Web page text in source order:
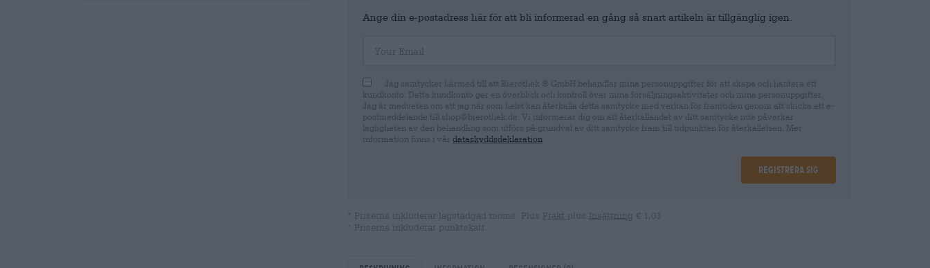
Ange din e-postadress här för att bli informerad en gång så snart artikeln är tillgänglig igen.
Jag samtycker härmed till att Bierothek ® GmbH behandlar mina personuppgifter för att skapa och hantera ett
kundkonto. Detta kundkonto ger en överblick och kontroll över mina försäljningsaktiviteter och mina personuppgifter.
Jag är medveten om att jag när som helst kan återkalla detta samtycke med verkan för framtiden genom att skicka ett e-
postmeddelande till shop@bierothek.de. Vi informerar dig om att återkallandet av ditt samtycke inte påverkar
lagligheten av den behandling som utförs på grundval av ditt samtycke fram till tidpunkten för återkallelsen. Mer
information finns i vår dataskyddsdeklaration
Registrera sig
* Priserna inkluderar lagstadgad moms. Plus Frakt plus Insättning € 1,03
* Priserna inkluderar punktskatt